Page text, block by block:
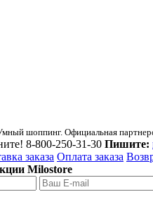
шоппинг. Официальная
8-800-250-31-30 Пишите:
заказа Оплата заказа
Milostore